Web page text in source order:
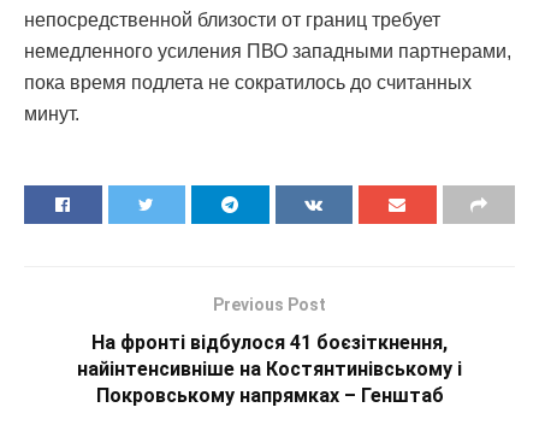
непосредственной близости от границ требует
немедленного усиления ПВО западными партнерами,
пока время подлета не сократилось до считанных
минут.
Previous Post
На фронті відбулося 41 боєзіткнення,
найінтенсивніше на Костянтинівському і
Покровському напрямках – Генштаб